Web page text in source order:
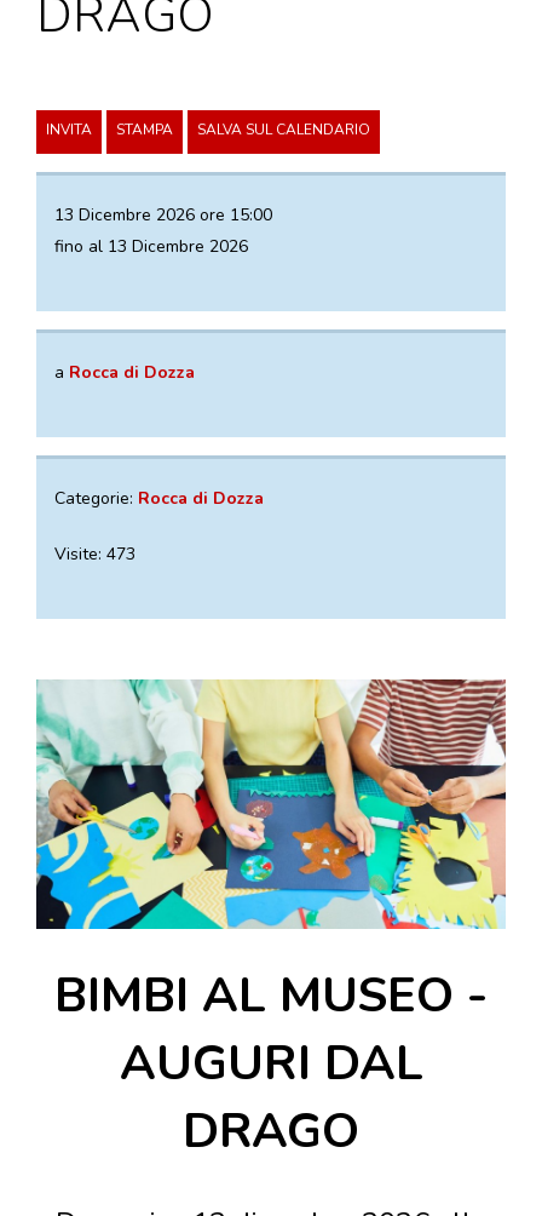
VISITE GUIDATE
BOOKSHOP
ARCHIVIO EVENTI
INFORMAZIONE
UFFICIO TURISTICO DI DOZZA
DOVE MANGIARE
EVENTI
ITINERARI
MURO
DIPINTO
FANTASTIKA
ENOTECA
DRAGO
INVITA STAMPA SALVA SUL CALENDARIO
13 Dicembre 2026 ore 15:00
fino al 13 Dicembre 2026
a Rocca di Dozza
Categorie: Rocca di Dozza
Visite: 473
BIMBI AL MUSEO -
AUGURI DAL
DRAGO